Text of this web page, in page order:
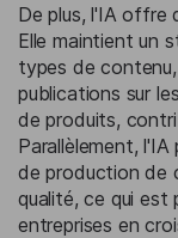
De plus, l'IA offre
Elle maintient un
types de
publications sur
de produits,
Parallèlement,
de production de
qualité, ce qui est
entreprises en